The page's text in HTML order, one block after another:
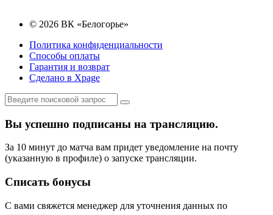
© 2026 ВК «Белогорье»
Политика конфиденциальности
Способы оплаты
Гарантия и возврат
Сделано в Xpage
Вы успешно подписаны на трансляцию.
За 10 минут до матча вам придет уведомление на почту
(указанную в профиле) о запуске трансляции.
Списать бонусы
С вами свяжется менеджер для уточнения данных по